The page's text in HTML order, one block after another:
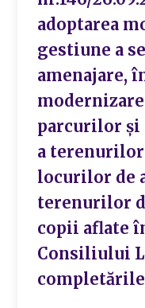
adoptarea
gestiune a
amenajare,
parcurilor
a terenurilor
locurilor de
terenurilor
copii aflate
Consiliului